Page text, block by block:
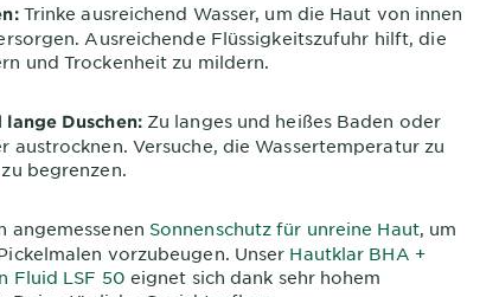
Trinke ausreichend Wasser, um die Haut von innen
Ausreichende Flüssigkeitszufuhr hilft, die
und Trockenheit zu mildern.
Duschen:Zu langes und heißes Baden oder
austrocknen. Versuche, die Wassertemperatur zu
begrenzen.
angemessenen Sonnenschutz für unreine Haut, um
vorzubeugen. Unser Hautklar BHA +
Fluid LSF 50 eignet sich dank sehr hohem